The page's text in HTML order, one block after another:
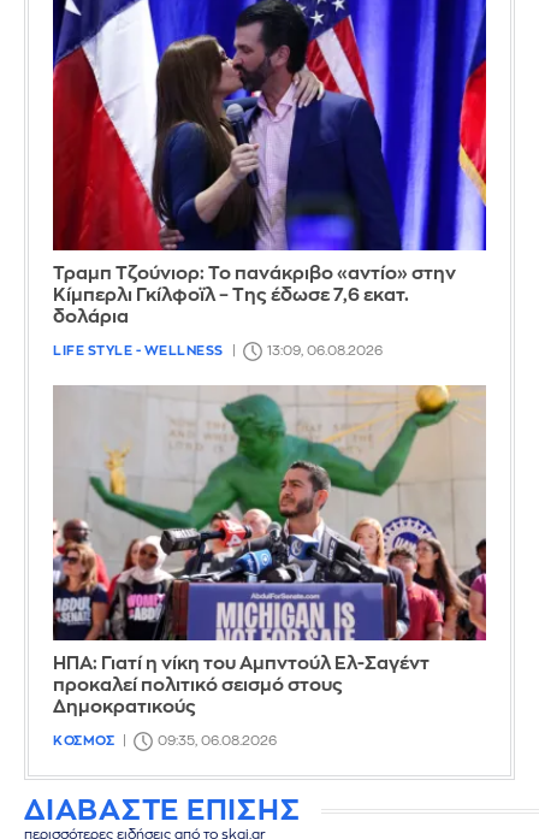
Τραμπ Τζούνιορ: Το πανάκριβο «αντίο» στην
Κίμπερλι Γκίλφοϊλ – Της έδωσε 7,6 εκατ.
δολάρια
LIFE STYLE - WELLNESS 13:09, 06.08.2026
ΗΠΑ: Γιατί η νίκη του Αμπντούλ Ελ-Σαγέντ
προκαλεί πολιτικό σεισμό στους
Δημοκρατικούς
ΚΟΣΜΟΣ 09:35, 06.08.2026
ΔΙΑΒΑΣΤΕ ΕΠΙΣΗΣ
περισσότερες ειδήσεις από το skai.gr